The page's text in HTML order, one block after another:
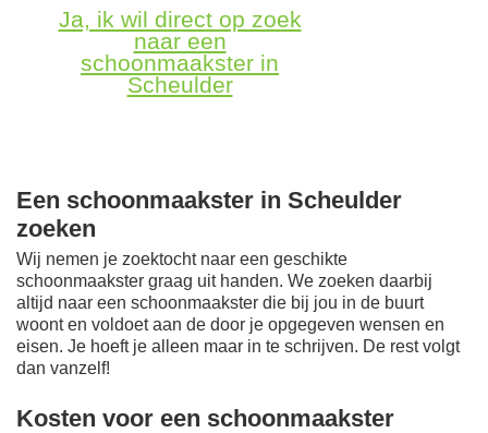
Ja, ik wil direct op zoek
naar een
schoonmaakster in
Scheulder
Een schoonmaakster in Scheulder
zoeken
Wij nemen je zoektocht naar een geschikte
schoonmaakster graag uit handen. We zoeken daarbij
altijd naar een schoonmaakster die bij jou in de buurt
woont en voldoet aan de door je opgegeven wensen en
eisen. Je hoeft je alleen maar in te schrijven. De rest volgt
dan vanzelf!
Kosten voor een schoonmaakster